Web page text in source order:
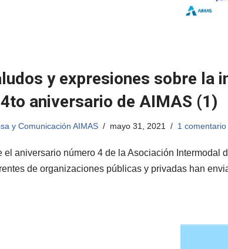
y expresiones sobre la
aniversario de AIMAS (1)
y Comunicación AIMAS mayo 31, 2021 1 comentario
el aniversario número 4 de la Asociación Intermodal
de organizaciones públicas y privadas han